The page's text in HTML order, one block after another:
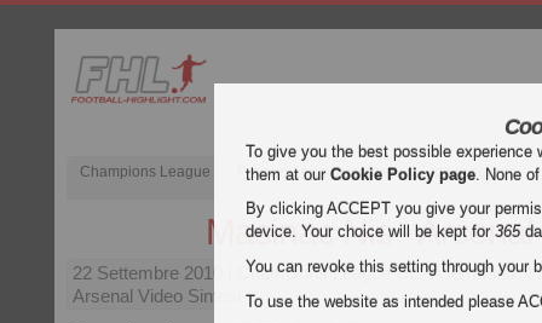
Champions League Premier League inglese Liga spagnola
Masinac Nis - Arsenal
22 Settembre 2010
| Champions League UEFA femminile
Arsenal Video Sintesi
To give you the best possible
them at ourCookie Policy page. None
By clicking ACCEPT you give your
device. Your choice will be kept for365
You can revoke this setting through your
To use the website as intended please